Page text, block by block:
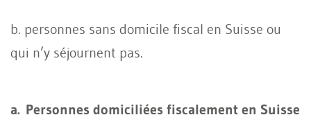
b. personnes sans domicile fiscal en Suisse ou
qui n’y séjournent pas.
a. Personnes domiciliées fiscalement en Suisse